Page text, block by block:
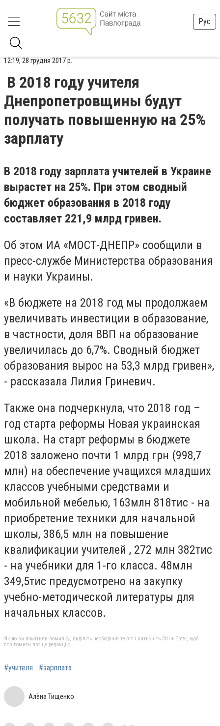
Рус
12:19, 28 грудня 2017 р.
В 2018 году учителя
Днепропетровщины будут
получать повышенную на 25%
зарплату
В 2018 году зарплата учителей в Украине
вырастет на 25%. При этом сводный
бюджет образования в 2018 году
составляет 221,9 млрд гривен.
Об этом ИА «МОСТ-ДНЕПР» сообщили в
пресс-службе Министерства образования
и науки Украины.
«В бюджете на 2018 год мы продолжаем
увеличивать инвестиции в образование,
в частности, доля ВВП на образование
увеличилась до 6,7%. Сводный бюджет
образования вырос на 53,3 млрд гривен»,
- рассказала Лилия Гриневич.
Также она подчеркнула, что 2018 год –
год старта реформы Новая украинская
школа. На старт реформы в бюджете
2018 заложено почти 1 млрд грн (998,7
млн) на обеспечение учащихся младших
классов учебными средствами и
мобильной мебелью, 163млн 818тис - на
приобретение техники для начальной
школы, 386,5 млн на повышение
квалификации учителей , 272 млн 382тис
- на учебники для 1-го класса. 48млн
349,5тис предусмотрено на закупку
учебно-методической литературы для
начальных классов.
Якщо ви помітили помилку, виділіть необхідний текст і натисніть Ctrl + Enter, щоб
повідомити про це редакцію
#учителя #зарплата
Алёна Тищенко